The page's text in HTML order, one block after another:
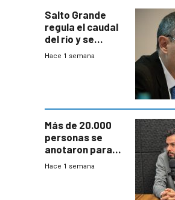
Salto Grande
regula el caudal
del río y se
prepara para un
Hace 1 semana
Más de 20.000
personas se
anotaron para
las pruebas
Hace 1 semana